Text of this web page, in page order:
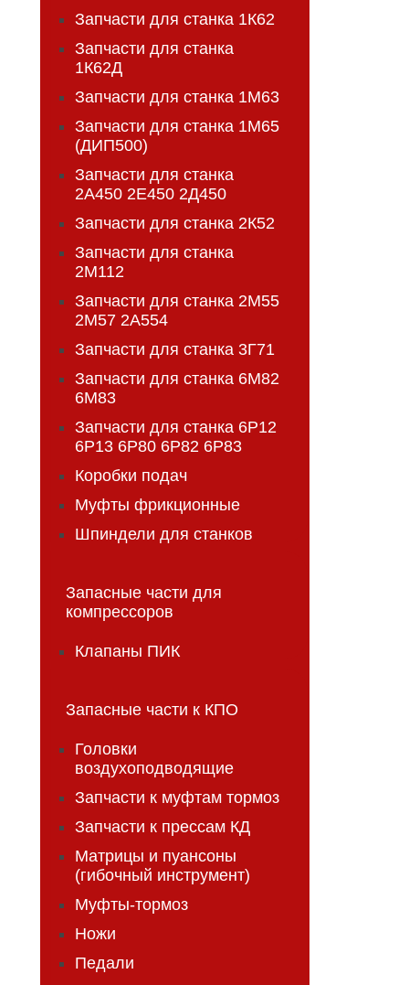
Запчасти для станка 1К62
Запчасти для станка
1К62Д
Запчасти для станка 1М63
Запчасти для станка 1М65
(ДИП500)
Запчасти для станка
2А450 2Е450 2Д450
Запчасти для станка 2К52
Запчасти для станка
2М112
Запчасти для станка 2М55
2М57 2А554
Запчасти для станка 3Г71
Запчасти для станка 6М82
6М83
Запчасти для станка 6Р12
6Р13 6Р80 6Р82 6Р83
Коробки подач
Муфты фрикционные
Шпиндели для станков
Запасные части для
компрессоров
Клапаны ПИК
Запасные части к КПО
Головки
воздухоподводящие
Запчасти к муфтам тормоз
Запчасти к прессам КД
Матрицы и пуансоны
(гибочный инструмент)
Муфты-тормоз
Ножи
Педали